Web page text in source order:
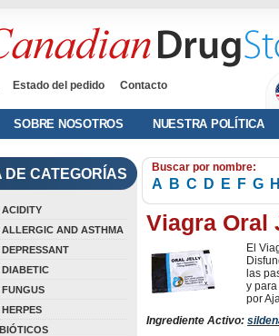
Estado del pedido Contacto
SOBRE NOSOTROS NUESTRA POLÍTICA
DE CATEGORÍAS
AND ASTHMA
Buscar por nombre:
A B C D E F G H
Viagra Oral
El
las
y
por
Ingrediente Activo: